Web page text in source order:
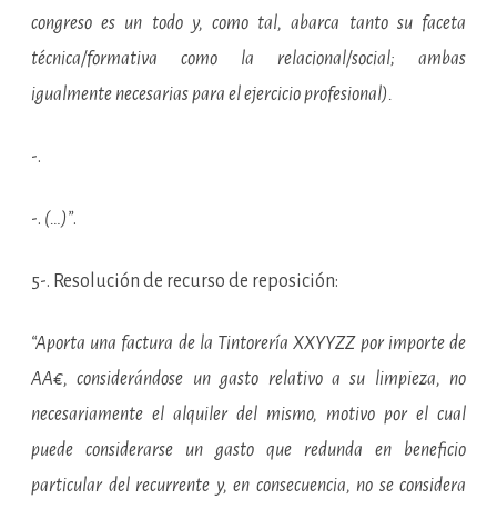
congreso es un todo y, como tal, abarca tanto su faceta
técnica/formativa como la relacional/social; ambas
igualmente necesarias para el ejercicio profesional).
-.
-. (…)”.
5-. Resolución de recurso de reposición:
“Aporta una factura de la Tintorería XXYYZZ por importe de
AA€, considerándose un gasto relativo a su limpieza, no
necesariamente el alquiler del mismo, motivo por el cual
puede considerarse un gasto que redunda en beneficio
particular del recurrente y, en consecuencia, no se considera